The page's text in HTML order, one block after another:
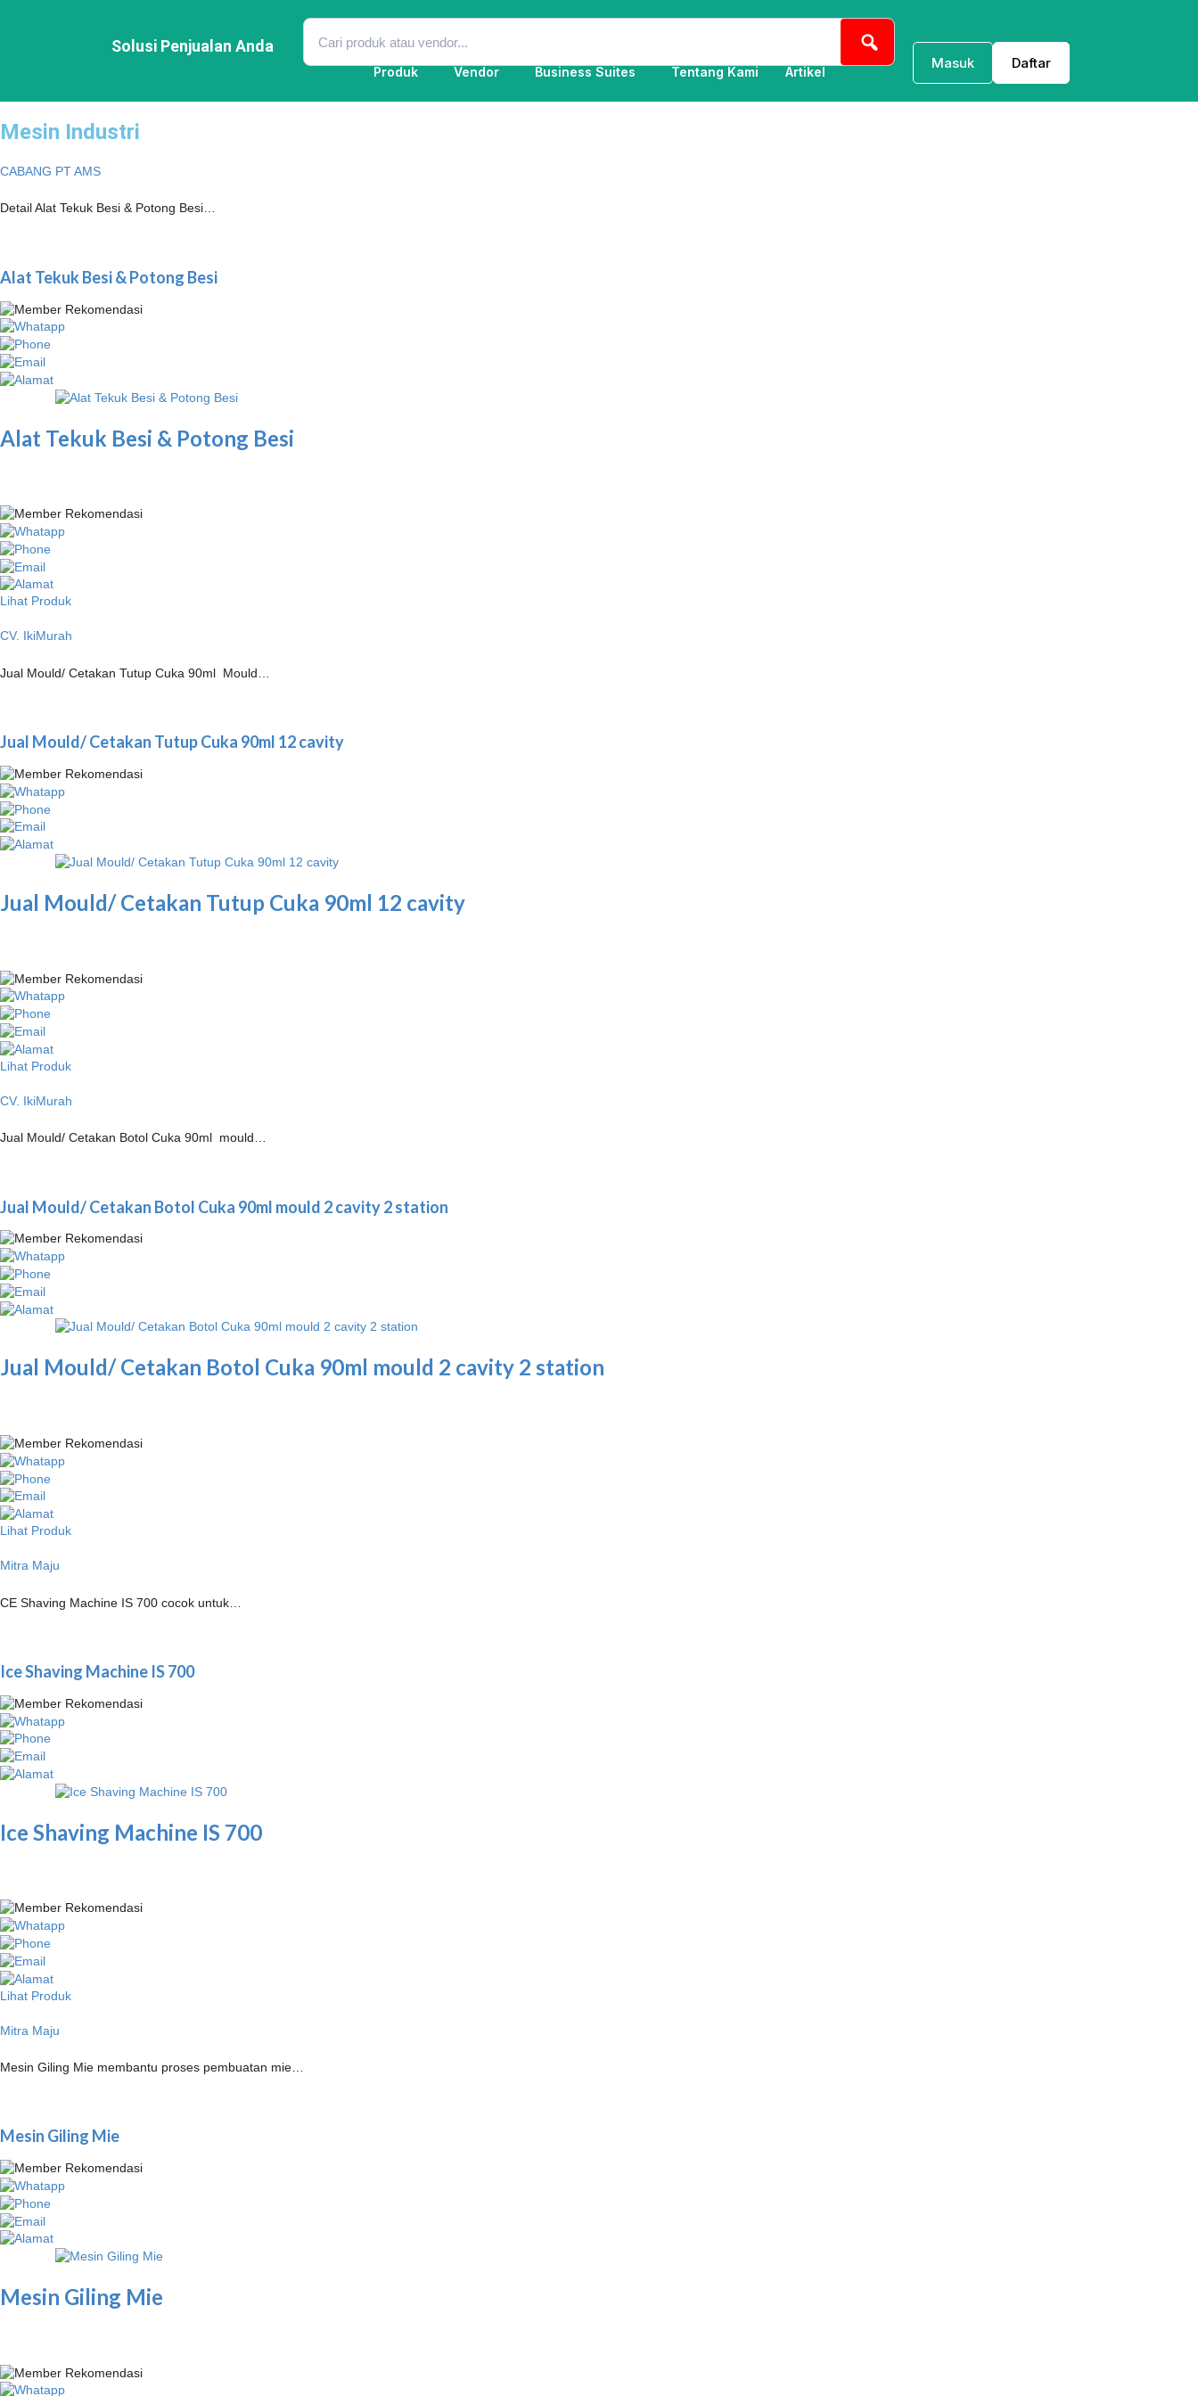
Solusi Penjualan Anda
Produk Vendor Business Suites Tentang Kami Artikel
Masuk Daftar
Mesin Industri
CABANG PT AMS
Detail Alat Tekuk Besi & Potong Besi…
Alat Tekuk Besi & Potong Besi
Alat Tekuk Besi & Potong Besi
Lihat Produk
CV. IkiMurah
Jual Mould/ Cetakan Tutup Cuka 90ml Mould…
Jual Mould/ Cetakan Tutup Cuka 90ml 12 cavity
Jual Mould/ Cetakan Tutup Cuka 90ml 12 cavity
Lihat Produk
CV. IkiMurah
Jual Mould/ Cetakan Botol Cuka 90ml mould…
Jual Mould/ Cetakan Botol Cuka 90ml mould 2 cavity 2 station
Jual Mould/ Cetakan Botol Cuka 90ml mould 2 cavity 2 station
Lihat Produk
Mitra Maju
CE Shaving Machine IS 700 cocok untuk…
Ice Shaving Machine IS 700
Ice Shaving Machine IS 700
Lihat Produk
Mitra Maju
Mesin Giling Mie membantu proses pembuatan mie…
Mesin Giling Mie
Mesin Giling Mie